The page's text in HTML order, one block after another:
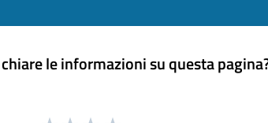
le informazioni su questa